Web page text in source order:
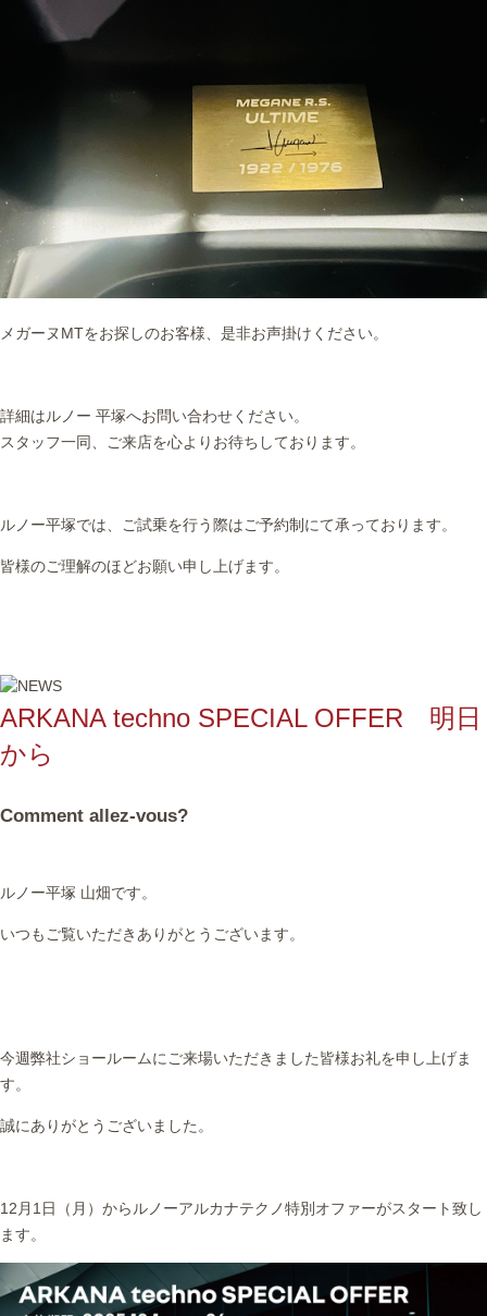
メガーヌMTをお探しのお客様、是非お声掛けください。
詳細はルノー 平塚へお問い合わせください。
スタッフ一同、ご来店を心よりお待ちしております。
ルノー平塚では、ご試乗を行う際はご予約制にて承っております。
皆様のご理解のほどお願い申し上げます。
ARKANA techno SPECIAL OFFER 明日
から
Comment allez-vous?
ルノー平塚 山畑です。
いつもご覧いただきありがとうございます。
今週弊社ショールームにご来場いただきました皆様お礼を申し上げま
す。
誠にありがとうございました。
12月1日（月）からルノーアルカナテクノ特別オファーがスタート致し
ます。